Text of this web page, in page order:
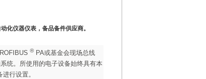
化仪器仪表，备品备件供应商。
®PA或基金会现场总线
统。所使用的电子设备始终具有本
行设置。